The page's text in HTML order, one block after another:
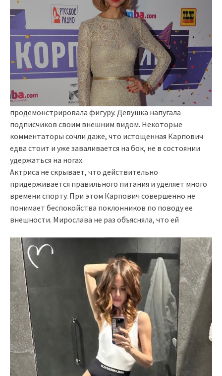
продемонстрировала фигуру. Девушка напугала
подписчиков своим внешним видом. Некоторые
комментаторы сочли даже, что истощенная Карпович
едва стоит и уже заваливается на бок, не в состоянии
удержаться на ногах.
Актриса не скрывает, что действительно
придерживается правильного питания и уделяет много
времени спорту. При этом Карпович совершенно не
понимает беспокойства поклонников по поводу ее
внешности. Мирослава не раз объясняла, что ей